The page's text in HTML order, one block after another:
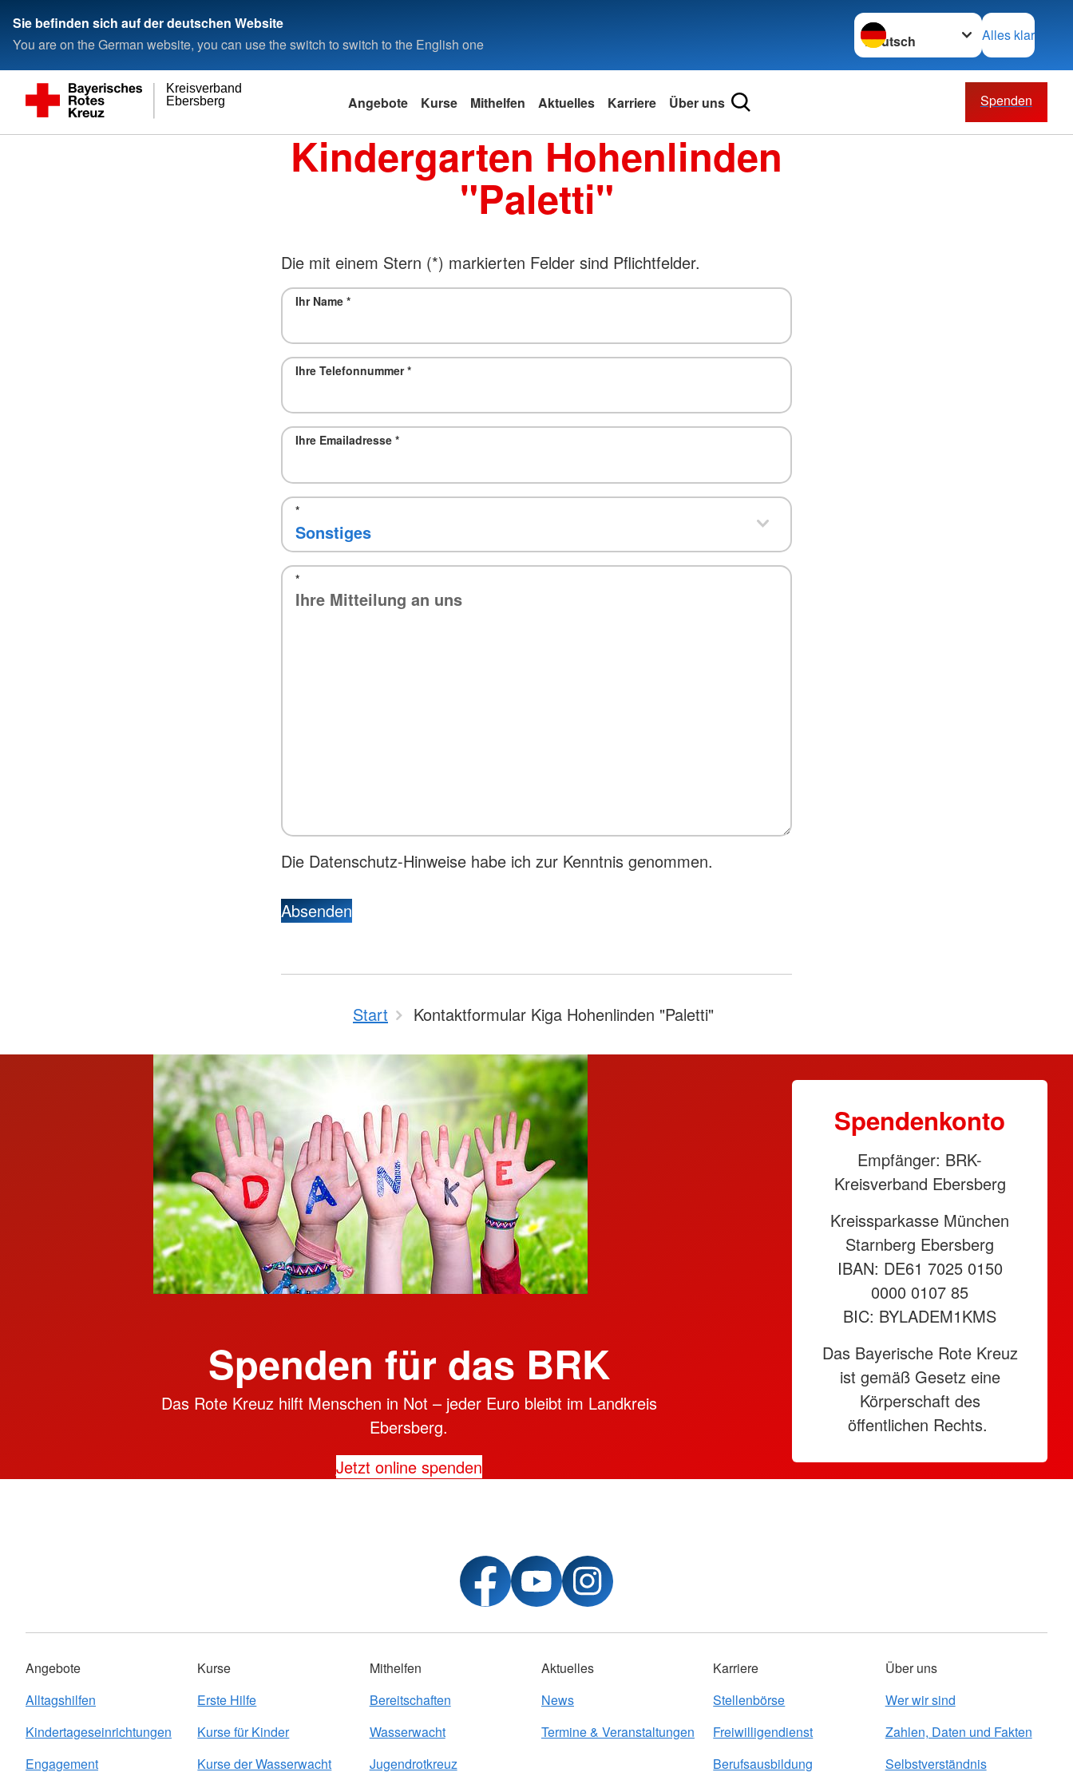
Sie befinden sich auf der deutschen Website
You are on the German website, you can use the switch to switch to the English one
Sprache wechseln zu
Alles klar
Ebersberg
Kreisverband
Angebote Kurse Mithelfen Aktuelles Karriere Über uns Spenden
Kindergarten Hohenlinden
"Paletti"
Die mit einem Stern (*) markierten Felder sind Pflichtfelder.
Ihr Name*
Ihre Telefonnummer*
Ihre Emailadresse*
*
*
Die Datenschutz-Hinweise habe ich zur Kenntnis genommen.
Absenden
Start Kontaktformular Kiga Hohenlinden "Paletti"
Spenden für das BRK
Das Rote Kreuz hilft Menschen in Not – jeder Euro bleibt im Landkreis
Ebersberg.
Jetzt online spenden
Spendenkonto
Empfänger: BRK-
Kreisverband Ebersberg
Kreissparkasse München
Starnberg Ebersberg
IBAN: DE61 7025 0150
0000 0107 85
BIC: BYLADEM1KMS
Das Bayerische Rote Kreuz
ist gemäß Gesetz eine
Körperschaft des
öffentlichen Rechts.
Angebote
Alltagshilfen
Kindertageseinrichtungen
Engagement
Kurse
Erste Hilfe
Kurse für Kinder
Kurse der Wasserwacht
Mithelfen
Bereitschaften
Wasserwacht
Jugendrotkreuz
Aktuelles
News
Termine & Veranstaltungen
Karriere
Stellenbörse
Freiwilligendienst
Berufsausbildung
Über uns
Wer wir sind
Zahlen, Daten und Fakten
Selbstverständnis